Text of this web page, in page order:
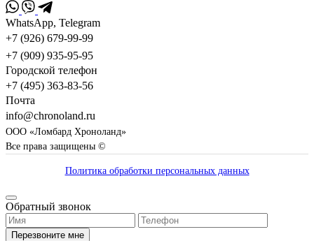
WhatsApp, Telegram
+7 (926) 679-99-99
+7 (909) 935-95-95
Городской телефон
+7 (495) 363-83-56
Почта
info@chronoland.ru
ООО «Ломбард Хроноланд»
Все права защищены ©
Политика обработки персональных данных
Обратный звонок
Перезвоните мне